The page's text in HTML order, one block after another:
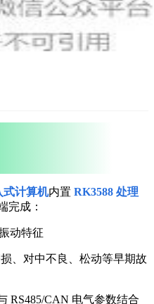
式计算机内置 RK3588 处理
完成：
动特征
、对中不良、松动等早期故
RS485/CAN 电气参数结合